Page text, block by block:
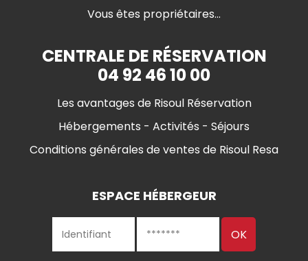
Vous êtes propriétaires...
CENTRALE DE RÉSERVATION
04 92 46 10 00
Les avantages de Risoul Réservation
Hébergements - Activités - Séjours
Conditions générales de ventes de Risoul Resa
ESPACE HÉBERGEUR